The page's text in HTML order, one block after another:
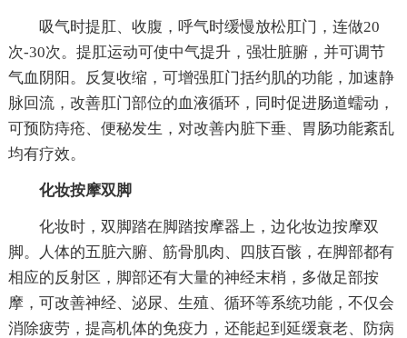
吸气时提肛、收腹，呼气时缓慢放松肛门，连做20
次-30次。提肛运动可使中气提升，强壮脏腑，并可调节
气血阴阳。反复收缩，可增强肛门括约肌的功能，加速静
脉回流，改善肛门部位的血液循环，同时促进肠道蠕动，
可预防痔疮、便秘发生，对改善内脏下垂、胃肠功能紊乱
均有疗效。
化妆按摩双脚
化妆时，双脚踏在脚踏按摩器上，边化妆边按摩双
脚。人体的五脏六腑、筋骨肌肉、四肢百骸，在脚部都有
相应的反射区，脚部还有大量的神经末梢，多做足部按
摩，可改善神经、泌尿、生殖、循环等系统功能，不仅会
消除疲劳，提高机体的免疫力，还能起到延缓衰老、防病